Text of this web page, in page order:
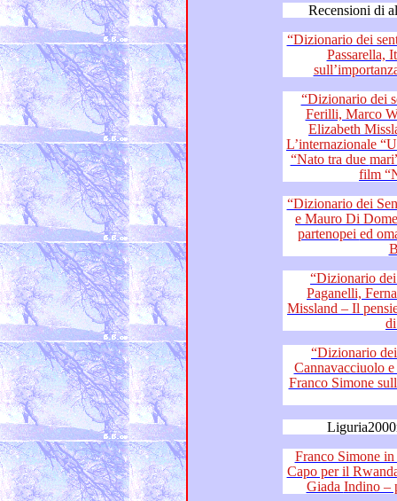
“Dizionario dei sentimenti”:
Passarella, Italo Mastrolia –
“Dizionario dei
Ferilli, Marco Werba, Fernando
Elizabeth Missland, fans di Franco Simone –
L’internazionale “Un amore
“Nato tra due mari” e il Globo d’oro “Accanto” del
film
“Dizionario dei
e Mauro Di
partenopei ed omaggio a Morricone, Totò, Lucio
“Dizionario dei
Paganelli, Fernando Fratarcangeli
Missland – Il pensiero di Franco Simone sul Festival
“Dizionario dei
Cannavacciuolo e Carlo D’Andrea
Franco Simone sulla situazione della musica italiana
Franco Simone in gran
Capo per il Rwanda e Don Tito – Antonio